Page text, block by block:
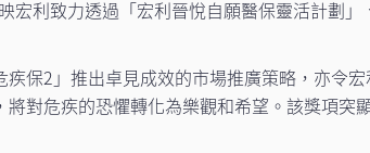
宏利致力透過「宏利晉悅自願醫保靈活計劃
保2」推出卓見成效的市場推廣策略，亦令
對危疾的恐懼轉化為樂觀和希望。該獎項